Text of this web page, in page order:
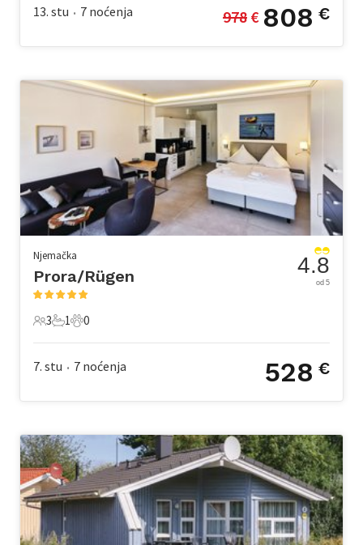
13. stu • 7 noćenja 978 € 808 €
Njemačka
Prora/Rügen
3 Gosti
3
1 Kupaonica
1
0 Kućni ljubimac
0
4.8
od 5
7. stu • 7 noćenja 528 €